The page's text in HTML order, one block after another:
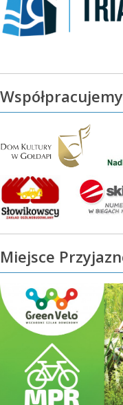
Współpracujemy
Miejsce